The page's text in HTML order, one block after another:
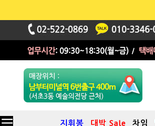
지휘봉 대박 Sale 차임